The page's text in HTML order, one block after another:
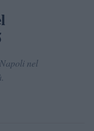
nel